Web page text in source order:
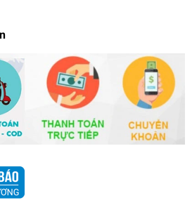
lắp ráp HG 1/144 Ball RB79 TWIN SET